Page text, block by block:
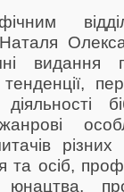
Наталя
видання
діяльності
різних
та осіб,